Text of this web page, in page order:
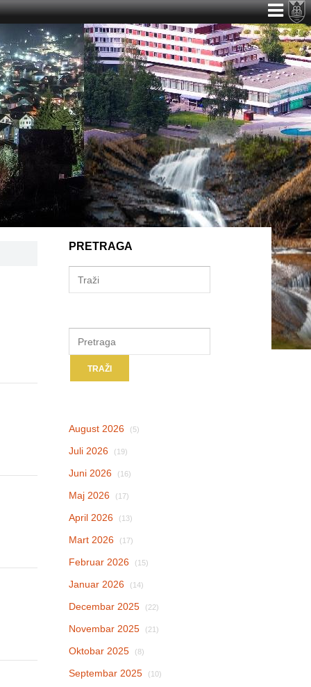
PRETRAGA
August 2026 (5)
Juli 2026 (19)
Juni 2026 (16)
Maj 2026 (17)
April 2026 (13)
Mart 2026 (17)
Februar 2026 (15)
Januar 2026 (14)
Decembar 2025 (22)
Novembar 2025 (21)
Oktobar 2025 (8)
Septembar 2025 (10)